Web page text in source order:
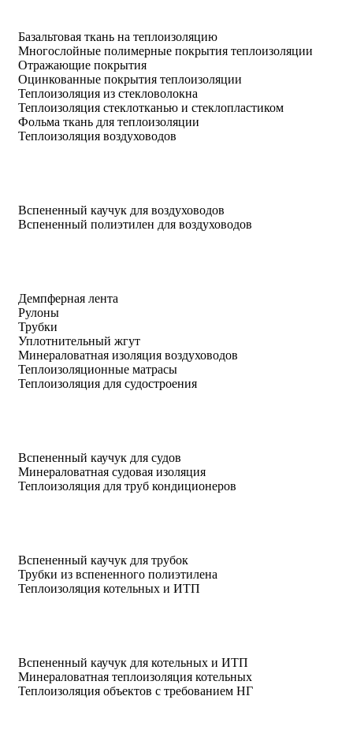
Базальтовая ткань на теплоизоляцию
Многослойные полимерные покрытия теплоизоляции
Отражающие покрытия
Оцинкованные покрытия теплоизоляции
Теплоизоляция из стекловолокна
Теплоизоляция стеклотканью и стеклопластиком
Фольма ткань для теплоизоляции
Теплоизоляция воздуховодов
Вспененный каучук для воздуховодов
Вспененный полиэтилен для воздуховодов
Демпферная лента
Рулоны
Трубки
Уплотнительный жгут
Минераловатная изоляция воздуховодов
Теплоизоляционные матрасы
Теплоизоляция для судостроения
Вспененный каучук для судов
Минераловатная судовая изоляция
Теплоизоляция для труб кондиционеров
Вспененный каучук для трубок
Трубки из вспененного полиэтилена
Теплоизоляция котельных и ИТП
Вспененный каучук для котельных и ИТП
Минераловатная теплоизоляция котельных
Теплоизоляция объектов с требованием НГ